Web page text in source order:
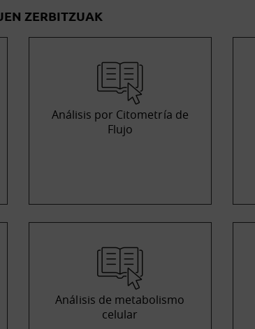
ZERBITZUAK
Análisis por Citometría de
Flujo
Análisis de metabolismo
celular